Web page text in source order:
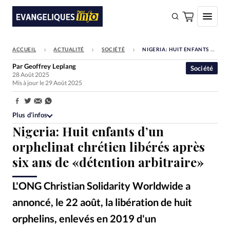
FAIRE UN DON
Faire un don
Société
Monde
Bible
Toute l'actualité
Devise:
ACCUEIL ACTUALITÉ SOCIÉTÉ NIGERIA: HUIT ENFANTS D’UN ORPHELINAT CHRÉTIEN LIBÉRÉS APRÈS SIX ANS DE «DÉTENTION ARBITRAIRE»
Nigeria: Huit enfants d’un
orphelinat chrétien libérés après
six ans de «détention arbitraire»
L'ONG Christian Solidarity Worldwide a
annoncé, le 22 août, la libération de huit
orphelins, enlevés en 2019 d'un
Société
ParGeoffrey Leplang
28 Août 2025
Mis à jour le 29 Août 2025
Partager:
Plus d’infos